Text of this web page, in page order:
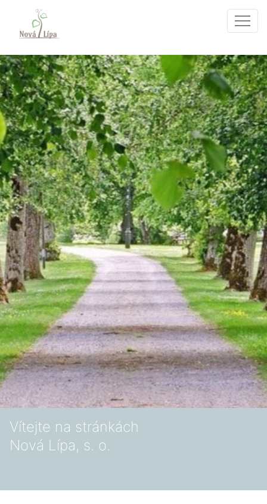
Vítejte na stránkách
Nová Lípa, s. o.